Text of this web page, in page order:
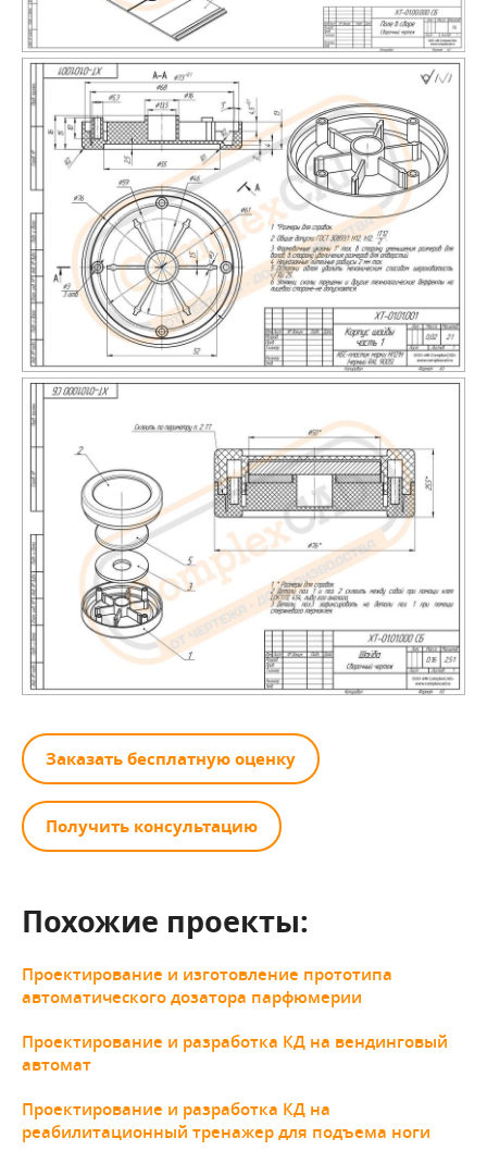
Заказать бесплатную оценку
Получить консультацию
Похожие проекты:
Проектирование и изготовление прототипа
автоматического дозатора парфюмерии
Проектирование и разработка КД на вендинговый
автомат
Проектирование и разработка КД на
реабилитационный тренажер для подъема ноги